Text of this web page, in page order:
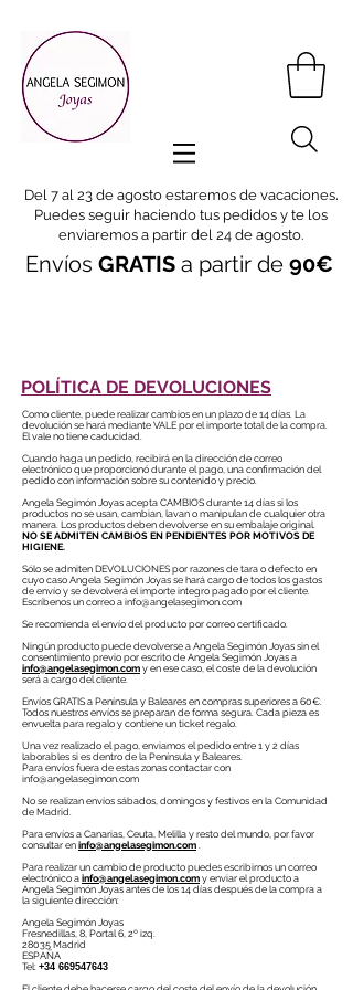
Del 7 al 23 de agosto estaremos de vacaciones.
Puedes seguir haciendo tus pedidos y te los
enviaremos a partir del 24 de agosto.
Envíos GRATIS a partir de 90€
POLÍTICA DE DEVOLUCIONES
Como cliente, puede realizar cambios en un plazo de 14 días. La
devolución se hará mediante VALE por el importe total de la compra.
El vale no tiene caducidad.
Cuando haga un pedido, recibirá en la dirección de correo
electrónico que proporcionó durante el pago, una confirmación del
pedido con información sobre su contenido y precio.
Angela Segimón Joyas acepta CAMBIOS durante 14 días si los
productos no se usan, cambian, lavan o manipulan de cualquier otra
manera. Los productos deben devolverse en su embalaje original.
NO SE ADMITEN CAMBIOS EN PENDIENTES POR MOTIVOS DE
HIGIENE.
Sólo se admiten DEVOLUCIONES por razones de tara o defecto en
cuyo caso Angela Segimón Joyas se hará cargo de todos los gastos
de envío y se devolverá el importe integro pagado por el cliente.
Escríbenos un correo a info@angelasegimon.com
Se recomienda el envío del producto por correo certificado.
Ningún producto puede devolverse a Angela Segimón Joyas sin el
consentimiento previo por escrito de Angela Segimón Joyas a
info@angelasegimon.com y en ese caso, el coste de la devolución
será a cargo del cliente.
Envíos GRATIS a Península y Baleares en compras superiores a 60€.
Todos nuestros envíos se preparan de forma segura. Cada pieza es
envuelta para regalo y contiene un ticket regalo.
Una vez realizado el pago, enviamos el pedido entre 1 y 2 días
laborables si es dentro de la Península y Baleares.
Para envíos fuera de estas zonas contactar con
info@angelasegimon.com
No se realizan envíos sábados, domingos y festivos en la Comunidad
de Madrid.
Para envíos a Canarias, Ceuta, Melilla y resto del mundo, por favor
consultar en info@angelasegimon.com
Para realizar un cambio de producto puedes escribirnos un correo
electrónico a info@angelasegimon.com y enviar el producto a
Angela Segimón Joyas antes de los 14 días después de la compra a
la siguiente dirección:
Angela Segimón Joyas
Fresnedillas, 8, Portal 6, 2º izq.
28035 Madrid
ESPAÑA
Tel: +34 669547643